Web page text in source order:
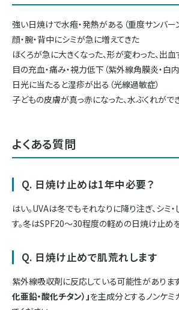
強い日焼けで水疱・発熱がある（重度サンバーン
顔・腕・背中にシミが急に増えてきた
ほくろが急に大きくなった、形が変わった、出血
目の充血・痛み・視力低下（紫外線角膜炎・白内
日光に当たると湿疹が出る（光線過敏症）
子どもの皮膚が真っ赤になった、水ぶくれがで
よくある質問
Q. 日焼け止めは1年中必要？
はい。UVAは冬でもそれなりに降り注ぎ、シミ
す。冬はSPF20〜30程度の軽めの日焼け止め
Q. 日焼け止めで肌荒れします
紫外線吸収剤に反応している可能性があります
化亜鉛・酸化チタン）」を主成分とするノンケミ